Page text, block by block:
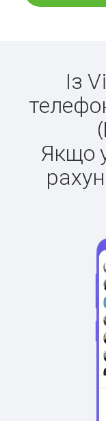
Із
Якщо